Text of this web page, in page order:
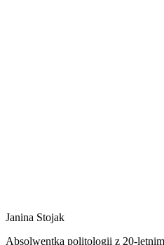
Janina Stojak
Absolwentka politologii z 20-